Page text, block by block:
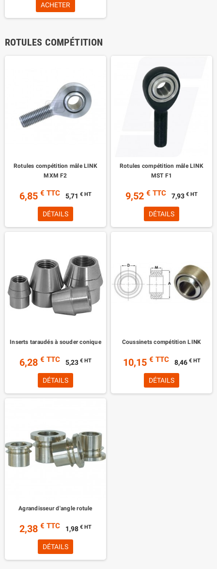
ACHETER
ROTULES COMPÉTITION
Rotules compétition mâle LINK
MXM F2
6,85 € TTC 5,71 € HT
DÉTAILS
Rotules compétition mâle LINK
MST F1
9,52 € TTC 7,93 € HT
DÉTAILS
Inserts taraudés à souder conique
6,28 € TTC 5,23 € HT
DÉTAILS
Coussinets compétition LINK
10,15 € TTC 8,46 € HT
DÉTAILS
Agrandisseur d'angle rotule
2,38 € TTC 1,98 € HT
DÉTAILS